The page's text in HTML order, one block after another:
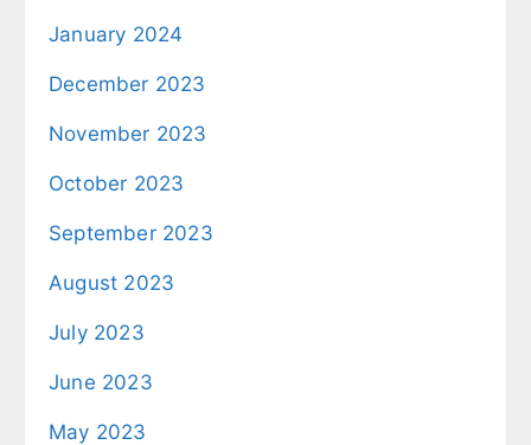
January 2024
December 2023
November 2023
October 2023
September 2023
August 2023
July 2023
June 2023
May 2023